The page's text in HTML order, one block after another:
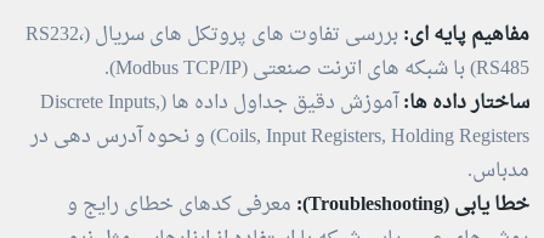
مفاهیم پایه ای:
بررسی تفاوت های پروتکل های سریال (RS232،
RS485) با شبکه های اترنت صنعتی (Modbus TCP/IP).
ساختار داده ها:
آموزش دقیق جداول داده ها (Discrete Inputs,
Coils, Input Registers, Holding Registers) و نحوه آدرس دهی در
مدباس.
خطا یابی (Troubleshooting):
معرفی کدهای خطای رایج و